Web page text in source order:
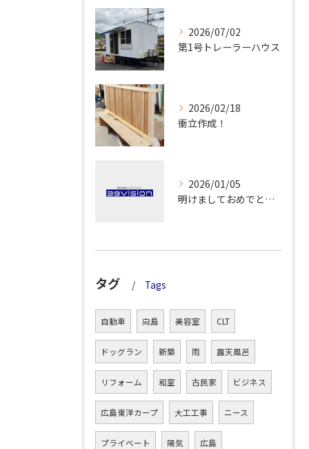
2026/07/02
第1号トレーラーハウス
2026/02/18
衝立作成！
2026/01/05
明けましておめでとうございます！
タグ Tags
自動車 向島 美容室 CLT
ドッグラン 新築 雨 露天風呂
リフォーム 和室 古民家 ビジネス
広島東洋カープ 大工工事 ニース
プライベート 陽気 広島